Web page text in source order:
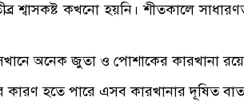
কখনো হয়নি। শীতকালে
অনেক জুতা ও পোশাকের কারখানা
কারণ হতে পারে এসব কারখানার দূষিত